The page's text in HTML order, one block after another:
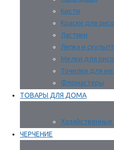
Кисти
Краски для
Ластики
Лепка и
Мелки для
Точилки для
Фломастеры
ТОВАРЫ ДЛЯ ДОМА
ЧЕРЧЕНИЕ